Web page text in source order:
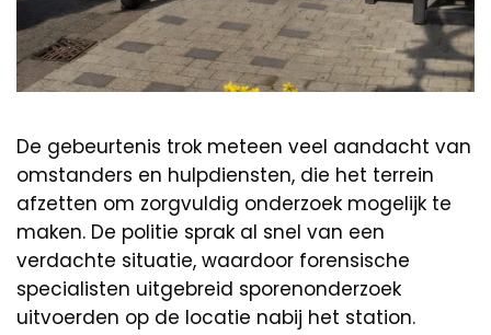
De gebeurtenis trok meteen veel aandacht van
omstanders en hulpdiensten, die het terrein
afzetten om zorgvuldig onderzoek mogelijk te
maken. De politie sprak al snel van een
verdachte situatie, waardoor forensische
specialisten uitgebreid sporenonderzoek
uitvoerden op de locatie nabij het station.